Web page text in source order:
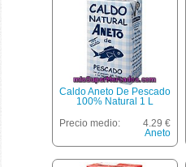
Caldo Aneto De Pescado
100% Natural 1 L
Precio medio:
4.29 €
Aneto